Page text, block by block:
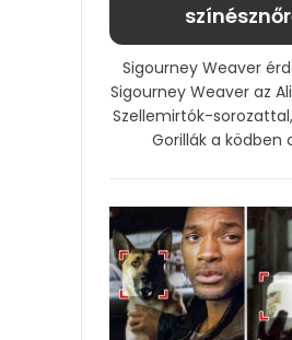
Sigourney Weaver
Sigourney Weaver az
Szellemirtók-
Gorillák a ködben